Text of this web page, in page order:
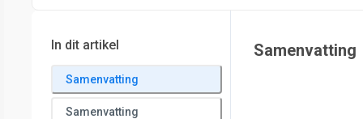
In dit artikel
Samenvatting
Samenvatting
Samenvatting